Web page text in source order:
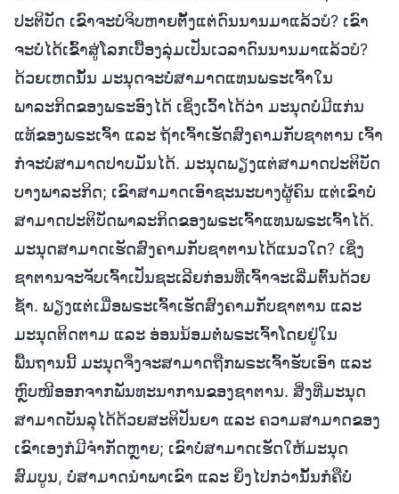
ປະຕິບັດ ເຂົາຈະບໍ່ຈິບຫາຍຕັ້ງແຕ່ດົນນານມາແລ້ວບໍ? ເຂົາ
ຈະບໍ່ໄດ້ເຂົ້າສູ່ໂລກເບື້ອງລຸ່ມເປັນເວລາດົນນານມາແລ້ວບໍ?
ດ້ວຍເຫດນັ້ນ ມະນຸດຈະບໍ່ສາມາດແທນພຣະເຈົ້າໃນ
ພາລະກິດຂອງພຣະອົງໄດ້ ເຊິ່ງເວົ້າໄດ້ວ່າ ມະນຸດບໍ່ມີແກ່ນ
ແທ້ຂອງພຣະເຈົ້າ ແລະ ຖ້າເຈົ້າເຮັດສົງຄາມກັບຊາຕານ ເຈົ້າ
ກໍຈະບໍ່ສາມາດປາບມັນໄດ້. ມະນຸດພຽງແຕ່ສາມາດປະຕິບັດ
ບາງພາລະກິດ; ເຂົາສາມາດເອົາຊະນະບາງຜູ້ຄົນ ແຕ່ເຂົາບໍ່
ສາມາດປະຕິບັດພາລະກິດຂອງພຣະເຈົ້າແທນພຣະເຈົ້າໄດ້.
ມະນຸດສາມາດເຮັດສົງຄາມກັບຊາຕານໄດ້ແນວໃດ? ເຊິ່ງ
ຊາຕານຈະຈັບເຈົ້າເປັນຊະເລີຍກ່ອນທີ່ເຈົ້າຈະເລີ່ມຕົ້ນດ້ວຍ
ຊໍ້າ. ພຽງແຕ່ເມື່ອພຣະເຈົ້າເຮັດສົງຄາມກັບຊາຕານ ແລະ
ມະນຸດຕິດຕາມ ແລະ ອ່ອນນ້ອມຕໍ່ພຣະເຈົ້າໂດຍຢູ່ໃນ
ພື້ນຖານນີ້ ມະນຸດຈຶ່ງຈະສາມາດຖືກພຣະເຈົ້າຮັບເອົາ ແລະ
ຫຼົບໜີອອກຈາກພັນທະນາການຂອງຊາຕານ. ສິ່ງທີ່ມະນຸດ
ສາມາດບັນລຸໄດ້ດ້ວຍສະຕິປັນຍາ ແລະ ຄວາມສາມາດຂອງ
ເຂົາເອງກໍມີຈຳກັດຫຼາຍ; ເຂົາບໍ່ສາມາດເຮັດໃຫ້ມະນຸດ
ສົມບູນ, ບໍ່ສາມາດນໍາພາເຂົາ ແລະ ຍິ່ງໄປກວ່ານັ້ນກໍຄືບໍ່